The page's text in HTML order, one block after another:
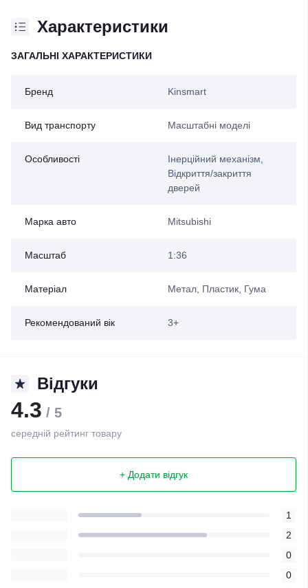
Характеристики
ЗАГАЛЬНІ ХАРАКТЕРИСТИКИ
Бренд Kinsmart
Вид транспорту Масштабні моделі
Особливості
Інерційний механізм,
Відкриття/закриття
дверей
Марка авто Mitsubishi
Масштаб 1:36
Матеріал Метал, Пластик, Гума
Рекомендований вік 3+
Відгуки
4.3 / 5
середній рейтинг товару
+ Додати відгук
1
2
0
0